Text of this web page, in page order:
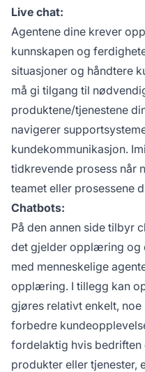
Live chat:
Agentene dine krever
kunnskapen og
situasjoner og håndtere
må gi tilgang til
produktene/tjenestene
navigerer
kundekommunikasjon.
tidkrevende prosess når
teamet eller prosessene
Chatbots:
På den annen side tilbyr
det gjelder opplæring og
med menneskelige
opplæring. I tillegg kan
gjøres relativt enkelt,
forbedre
fordelaktig hvis
produkter eller tjenester,